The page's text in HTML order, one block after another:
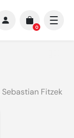
0
Sebastian Fitzek